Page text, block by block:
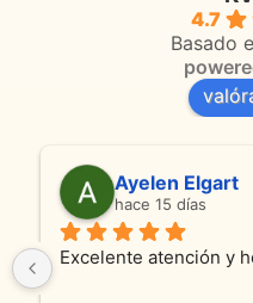
4.7
Basado
Anmamaca
hace 25 días
Son absolutamente